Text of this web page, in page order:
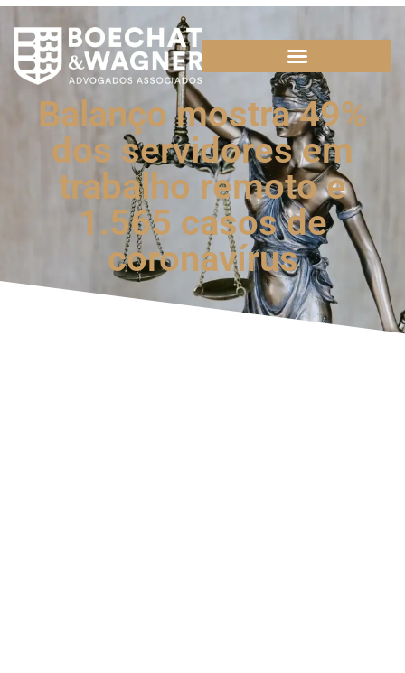
Balanço mostra 49%
dos servidores em
trabalho remoto e
1.565 casos de
coronavírus